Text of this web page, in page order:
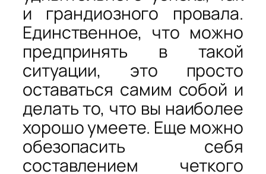
и грандиозного провала.
Единственное, что можно
предпринять в такой
ситуации, это просто
оставаться самим собой и
делать то, что вы наиболее
хорошо умеете. Еще можно
обезопасить себя
составлением четкого